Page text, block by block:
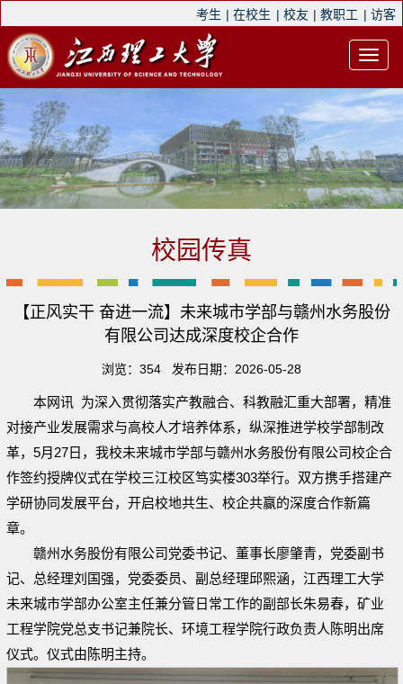
考生 | 在校生 | 校友 | 教职工 | 访客
校园传真
【正风实干 奋进一流】未来城市学部与赣州水务股份
有限公司达成深度校企合作
浏览： 354 发布日期：2026-05-28
本网讯 为深入贯彻落实产教融合、科教融汇重大部署，精准
对接产业发展需求与高校人才培养体系，纵深推进学校学部制改
革，5月27日，我校未来城市学部与赣州水务股份有限公司校企合
作签约授牌仪式在学校三江校区笃实楼303举行。双方携手搭建产
学研协同发展平台，开启校地共生、校企共赢的深度合作新篇
章。
赣州水务股份有限公司党委书记、董事长廖肇青，党委副书
记、总经理刘国强，党委委员、副总经理邱熙涵，江西理工大学
未来城市学部办公室主任兼分管日常工作的副部长朱易春，矿业
工程学院党总支书记兼院长、环境工程学院行政负责人陈明出席
仪式。仪式由陈明主持。